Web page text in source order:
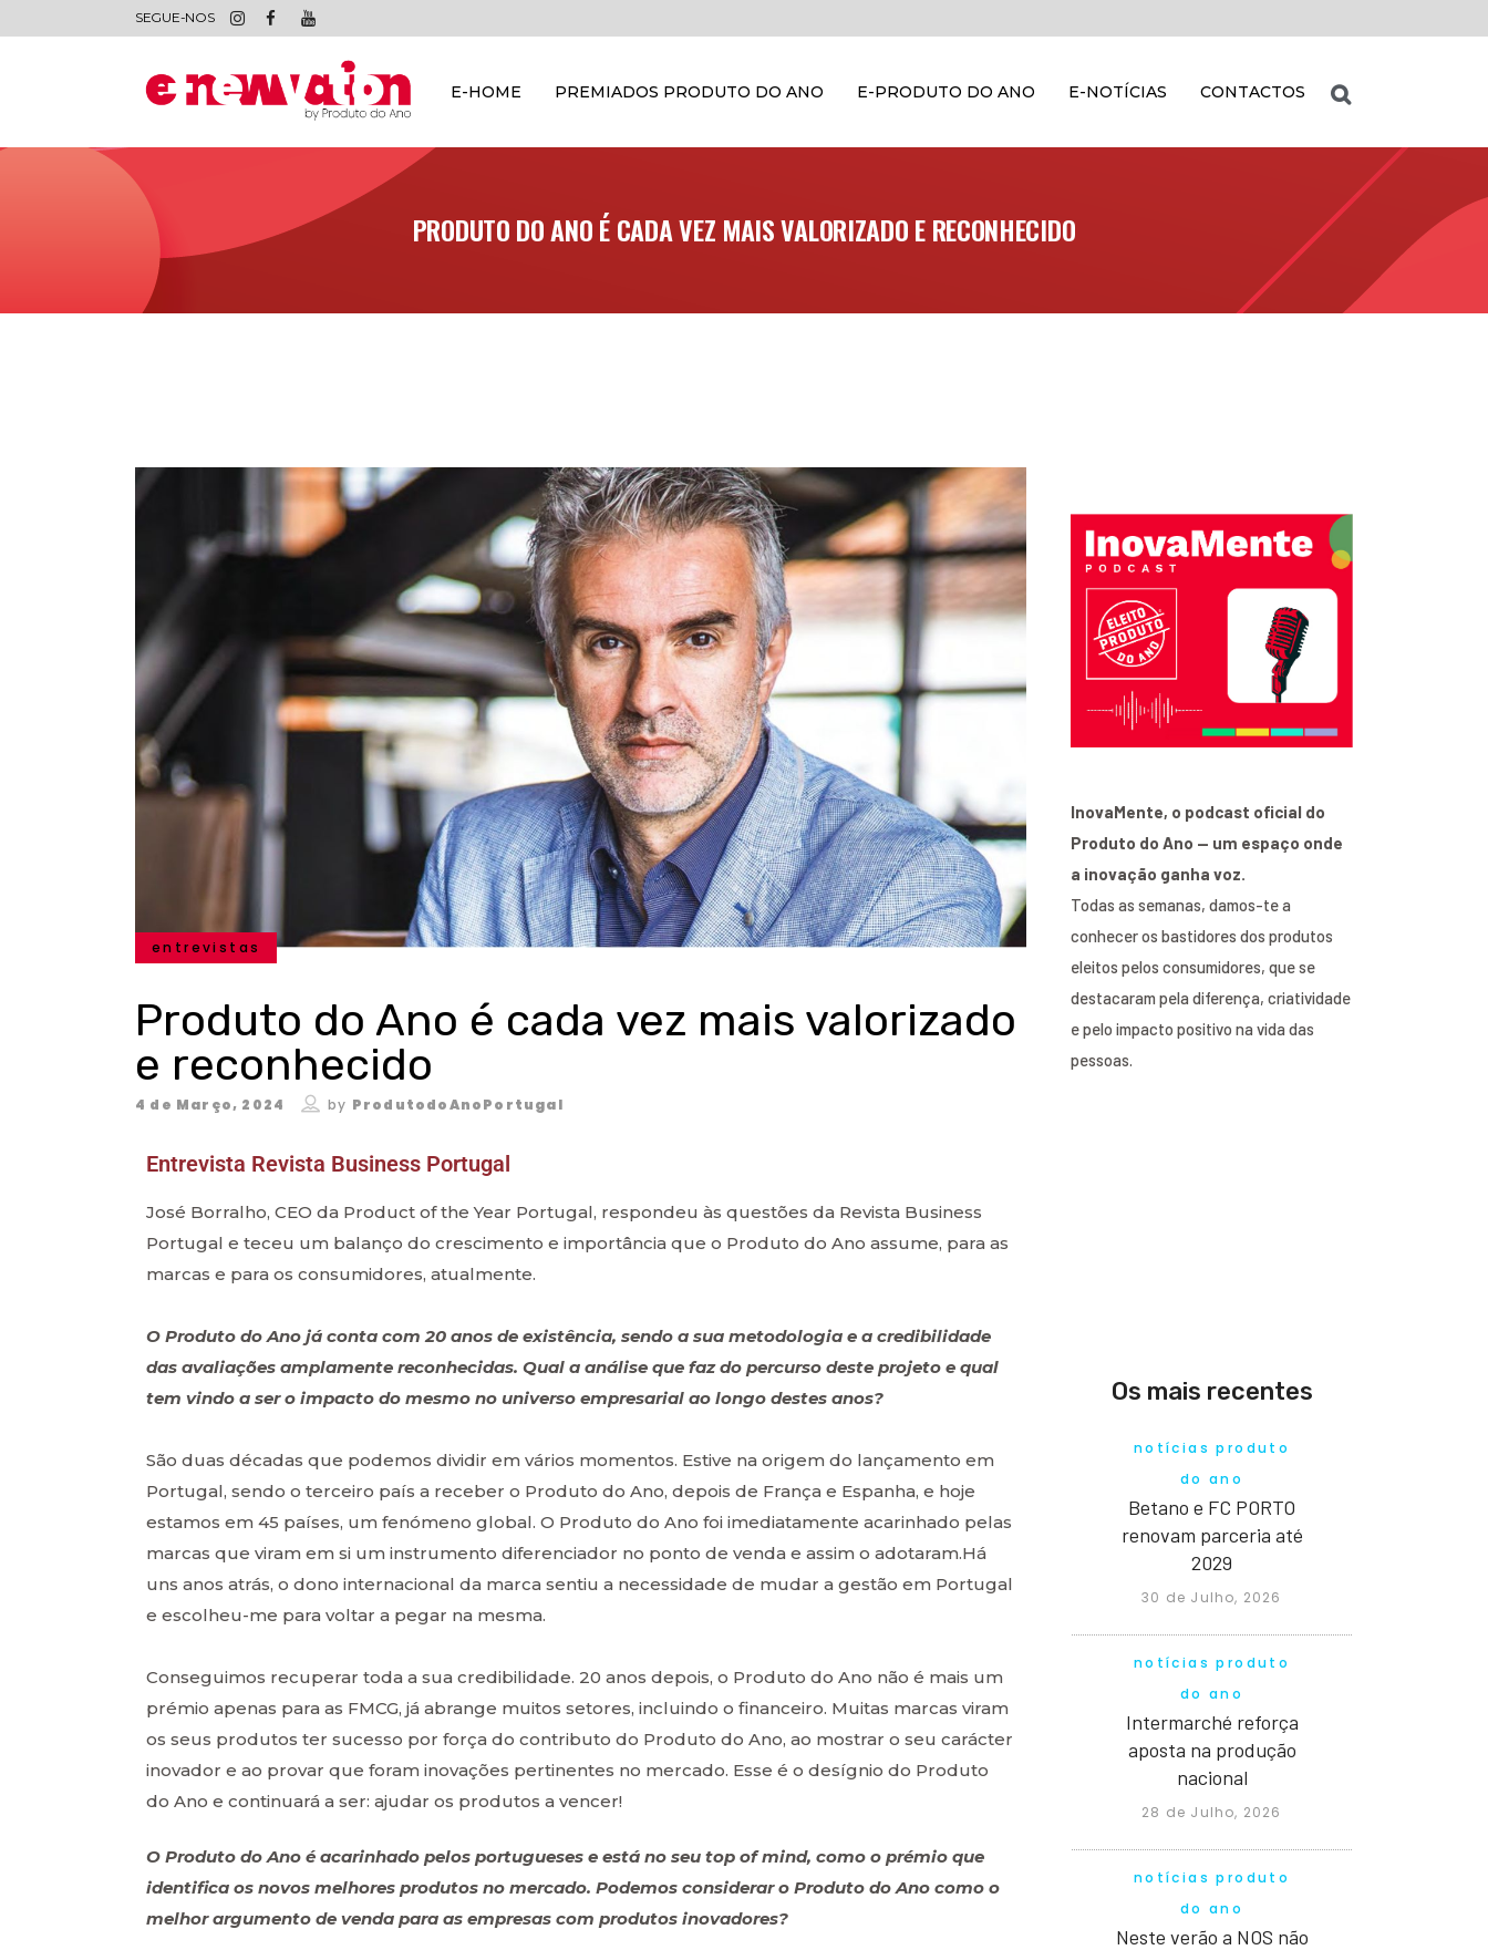
SEGUE-NOS
E-HOME PREMIADOS PRODUTO DO ANO E-PRODUTO DO ANO E-NOTÍCIAS CONTACTOS
PRODUTO DO ANO É CADA VEZ MAIS VALORIZADO E RECONHECIDO
entrevistas
Produto do Ano é cada vez mais valorizado
e reconhecido
4 de Março, 2024 by ProdutodoAnoPortugal
Entrevista Revista Business Portugal
José Borralho, CEO da Product of the Year Portugal, respondeu às questões da Revista Business
Portugal e teceu um balanço do crescimento e importância que o Produto do Ano assume, para as
marcas e para os consumidores, atualmente.
O Produto do Ano já conta com 20 anos de existência, sendo a sua metodologia e a credibilidade
das avaliações amplamente reconhecidas. Qual a análise que faz do percurso deste projeto e qual
tem vindo a ser o impacto do mesmo no universo empresarial ao longo destes anos?
São duas décadas que podemos dividir em vários momentos. Estive na origem do lançamento em
Portugal, sendo o terceiro país a receber o Produto do Ano, depois de França e Espanha, e hoje
estamos em 45 países, um fenómeno global. O Produto do Ano foi imediatamente acarinhado pelas
marcas que viram em si um instrumento diferenciador no ponto de venda e assim o adotaram.Há
uns anos atrás, o dono internacional da marca sentiu a necessidade de mudar a gestão em Portugal
e escolheu-me para voltar a pegar na mesma.
Conseguimos recuperar toda a sua credibilidade. 20 anos depois, o Produto do Ano não é mais um
prémio apenas para as FMCG, já abrange muitos setores, incluindo o financeiro. Muitas marcas viram
os seus produtos ter sucesso por força do contributo do Produto do Ano, ao mostrar o seu carácter
inovador e ao provar que foram inovações pertinentes no mercado. Esse é o desígnio do Produto
do Ano e continuará a ser: ajudar os produtos a vencer!
O Produto do Ano é acarinhado pelos portugueses e está no seu top of mind, como o prémio que
identifica os novos melhores produtos no mercado. Podemos considerar o Produto do Ano como o
melhor argumento de venda para as empresas com produtos inovadores?
InovaMente, o podcast oficial do
Produto do Ano — um espaço onde
a inovação ganha voz.
Todas as semanas, damos-te a
conhecer os bastidores dos produtos
eleitos pelos consumidores, que se
destacaram pela diferença, criatividade
e pelo impacto positivo na vida das
pessoas.
Os mais recentes
notícias produto
do ano
Betano e FC PORTO
renovam parceria até
2029
30 de Julho, 2026
notícias produto
do ano
Intermarché reforça
aposta na produção
nacional
28 de Julho, 2026
notícias produto
do ano
Neste verão a NOS não